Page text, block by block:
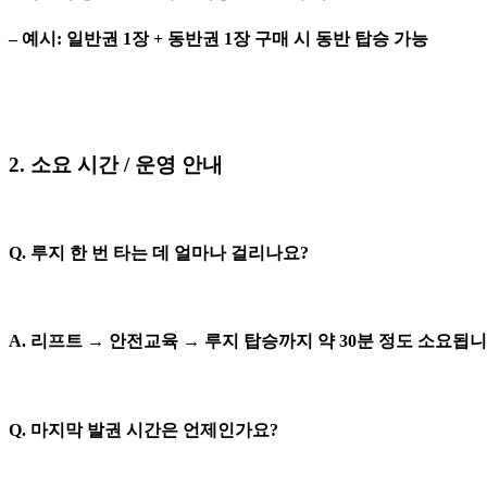
– 예시: 일반권 1장 + 동반권 1장 구매 시 동반 탑승 가능
2. 소요 시간 / 운영 안내
Q. 루지 한 번 타는 데 얼마나 걸리나요?
A. 리프트 → 안전교육 → 루지 탑승까지 약 30분 정도 소요됩
Q. 마지막 발권 시간은 언제인가요?